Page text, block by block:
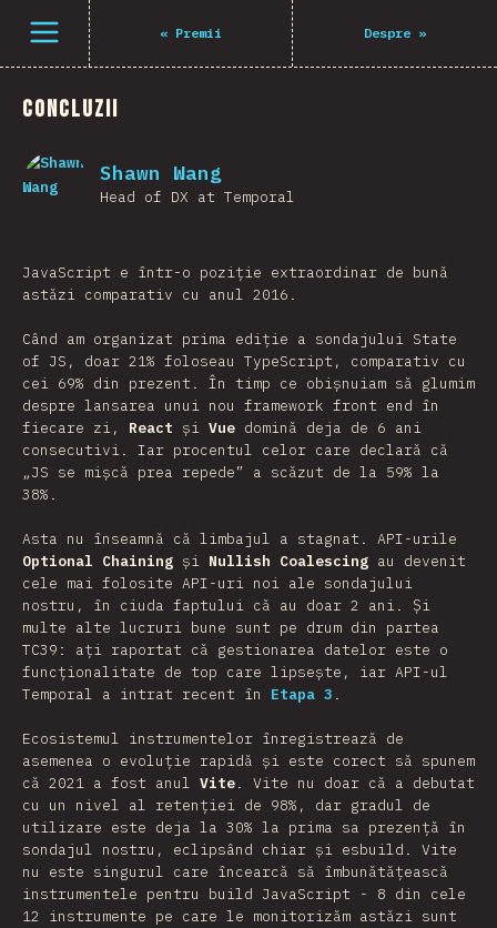
Deschide meniu « Premii Despre »
Concluzii
Shawn Wang
Head of DX at Temporal
JavaScript e într-o poziție extraordinar de bună
astăzi comparativ cu anul 2016.
Când am organizat prima ediție a sondajului State
of JS, doar 21% foloseau TypeScript, comparativ cu
cei 69% din prezent. În timp ce obișnuiam să glumim
despre lansarea unui nou framework front end în
fiecare zi, React și Vue domină deja de 6 ani
consecutivi. Iar procentul celor care declară că
„JS se mișcă prea repede” a scăzut de la 59% la
38%.
Asta nu înseamnă că limbajul a stagnat. API-urile
Optional Chaining și Nullish Coalescing au devenit
cele mai folosite API-uri noi ale sondajului
nostru, în ciuda faptului că au doar 2 ani. Și
multe alte lucruri bune sunt pe drum din partea
TC39: ați raportat că gestionarea datelor este o
funcționalitate de top care lipsește, iar API-ul
Temporal a intrat recent în Etapa 3 .
Ecosistemul instrumentelor înregistrează de
asemenea o evoluție rapidă și este corect să spunem
că 2021 a fost anul Vite. Vite nu doar că a debutat
cu un nivel al retenției de 98%, dar gradul de
utilizare este deja la 30% la prima sa prezență în
sondajul nostru, eclipsând chiar și esbuild. Vite
nu este singurul care încearcă să îmbunătățească
instrumentele pentru build JavaScript - 8 din cele
12 instrumente pe care le monitorizăm astăzi sunt